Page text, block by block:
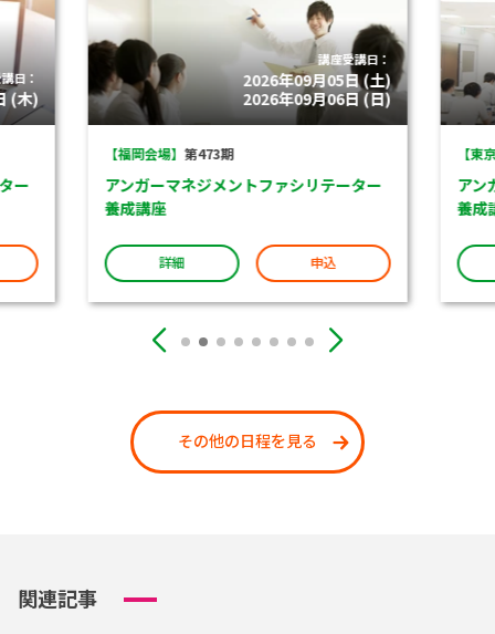
日：
(木)
ー
講座受講日：
2026年09月05日 (土)
2026年09月06日 (日)
【福岡会場】 第473期
アンガーマネジメントファシリテーター
養成講座
詳細 申込
【東
アン
養成
その他の日程を見る
関連記事